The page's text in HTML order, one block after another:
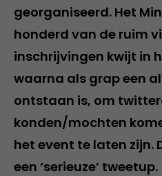
georganiseerd. Het
honderd van de ruim
inschrijvingen kwijt in
waarna als grap een
ontstaan is, om
konden/mochten
het event te laten zijn.
een ‘serieuze’ tweetup.